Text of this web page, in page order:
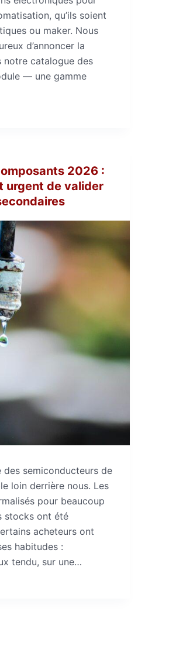
qu’ils soient
ou maker. Nous
d’annoncer la
notre catalogue des
— une gamme
2026 :
urgent de valider
des semiconducteurs de
loin derrière nous. Les
pour beaucoup
stocks ont été
acheteurs ont
habitudes :
tendu, sur une…